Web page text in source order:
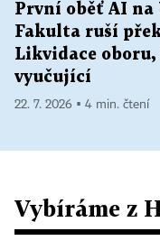
První oběť AI na
Fakulta ruší
Likvidace
vyučující
22. 7. 2026 ▪ 4 min. čtení
Vybíráme z